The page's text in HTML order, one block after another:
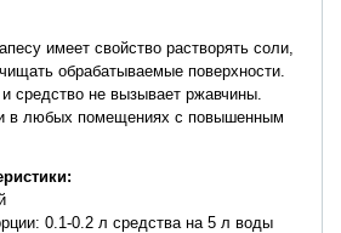
имеет свойство растворять соли,
обрабатываемые поверхности.
средство не вызывает ржавчины.
в любых помещениях с повышенным
0.1-0.2 л средства на 5 л воды